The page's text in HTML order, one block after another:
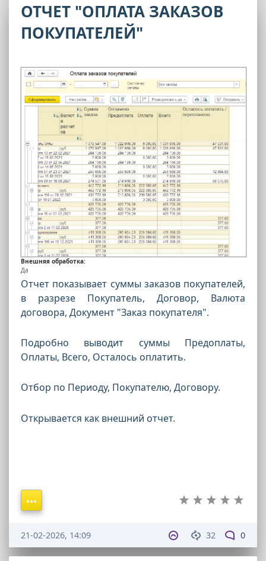
ОТЧЕТ "ОПЛАТА ЗАКАЗОВ
ПОКУПАТЕЛЕЙ"
Внешняя обработка:
Да
Отчет показывает суммы заказов покупателей,
в разрезе Покупатель, Договор, Валюта
договора, Документ "Заказ покупателя".
Подробно выводит суммы Предоплаты,
Оплаты, Всего, Осталось оплатить.
Отбор по Периоду, Покупателю, Договору.
Открывается как внешний отчет.
32 0
21-02-2026, 14:09